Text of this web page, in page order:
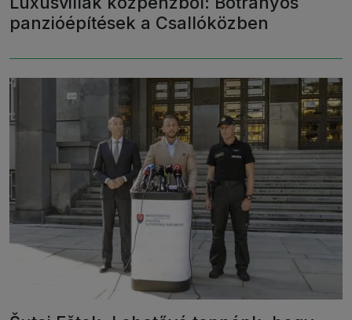
panzióépítések a Csallóközben